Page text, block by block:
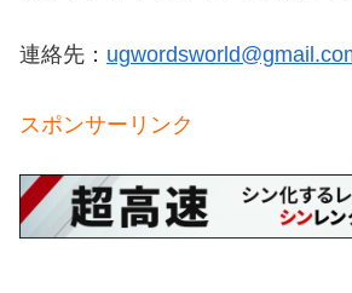
連絡先：
スポンサーリンク